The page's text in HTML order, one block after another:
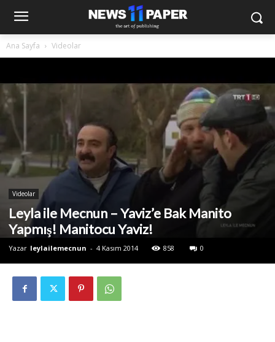
Ana Sayfa Videolar
Videolar
Leyla ile Mecnun – Yaviz’e Bak Manito
Yapmış! Manitocu Yaviz!
Yazar leylailemecnun - 4 Kasım 2014 858 0